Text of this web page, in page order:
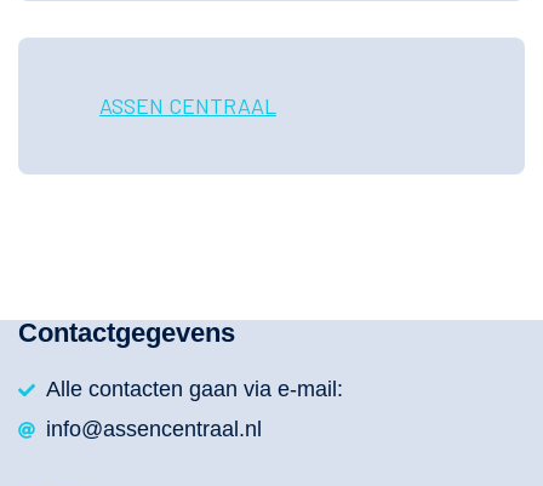
ASSEN CENTRAAL
Contactgegevens
Alle contacten gaan via e-mail:
info@assencentraal.nl